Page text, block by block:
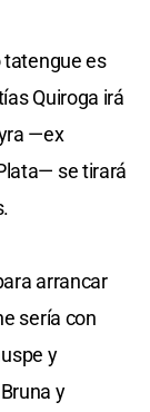
tatengue es
Quiroga irá
—ex
se tirará
arrancar
sería con
y
y